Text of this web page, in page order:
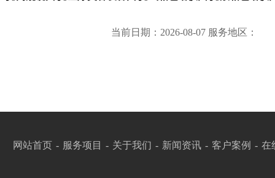
当前日期：2026-08-07 服务地区：
网站首页 - 服务项目 - 关于我们 - 新闻资讯 - 客户案例 - 在